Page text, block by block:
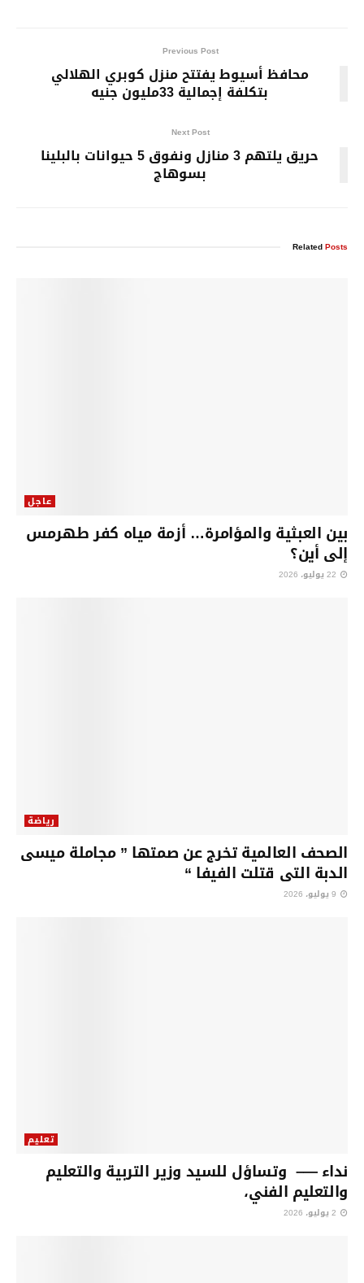
Previous Post
محافظ أسيوط يفتتح منزل كوبري الهلالي
بتكلفة إجمالية 33مليون جنيه
Next Post
حريق يلتهم 3 منازل ونفوق 5 حيوانات بالبلينا
بسوهاج
RelatedPosts
عاجل
بين العبثية والمؤامرة… أزمة مياه كفر طهرمس
إلى أين؟
رياضة
الصحف العالمية تخرج عن صمتها ” مجاملة ميسى
الدبة التى قتلت الفيفا “
تعليم
نداء —– وتساؤل للسيد وزير التربية والتعليم
والتعليم الفني،